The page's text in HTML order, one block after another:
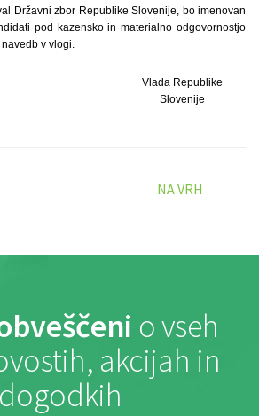
Državni zbor Republike Slovenije, bo imenovan
pod kazensko in materialno odgovornostjo
v vlogi.
Vlada Republike
Slovenije
NA VRH
o vseh
akcijah in
dogodkih